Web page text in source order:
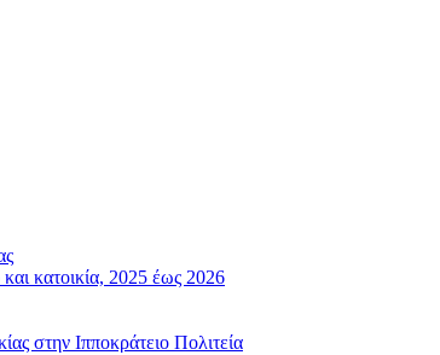
κατοικία, 2025 έως 2026
στην Ιπποκράτειο Πολιτεία